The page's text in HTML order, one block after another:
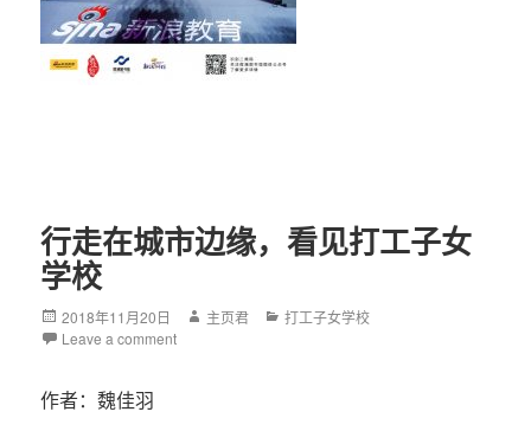
行走在城市边缘，看见打工子女
学校
Posted
on
2018年11月20日 Author
主页君 Categories
打工子女学校
Leave a comment
作者：魏佳羽